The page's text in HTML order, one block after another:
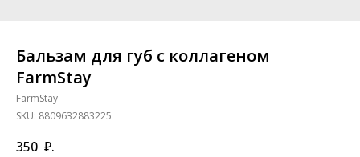
Бальзам для губ с коллагеном
FarmStay
FarmStay
SKU: 8809632883225
350 ₽.